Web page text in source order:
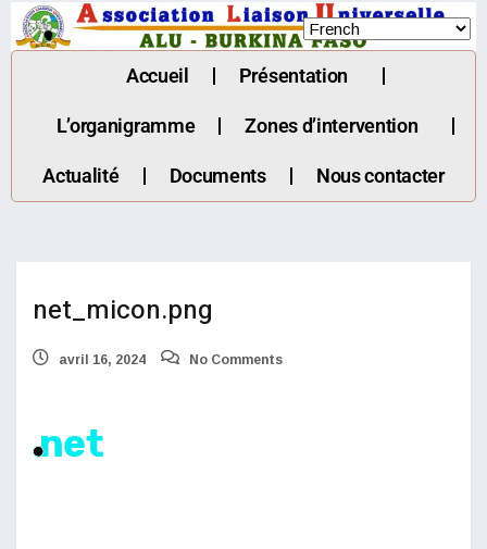
Accueil Présentation
L’organigramme Zones d’intervention
Actualité Documents Nous contacter
net_micon.png
avril 16, 2024 No Comments